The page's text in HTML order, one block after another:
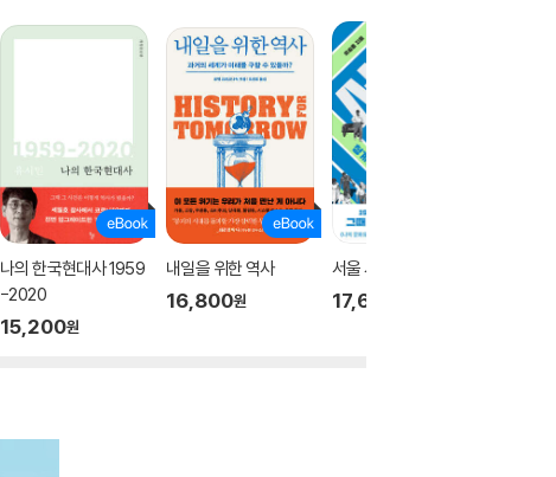
나의 한국현대사 1959
-2020
15,200원
내일을 위한 역사
16,800원
서울 시대
17,600